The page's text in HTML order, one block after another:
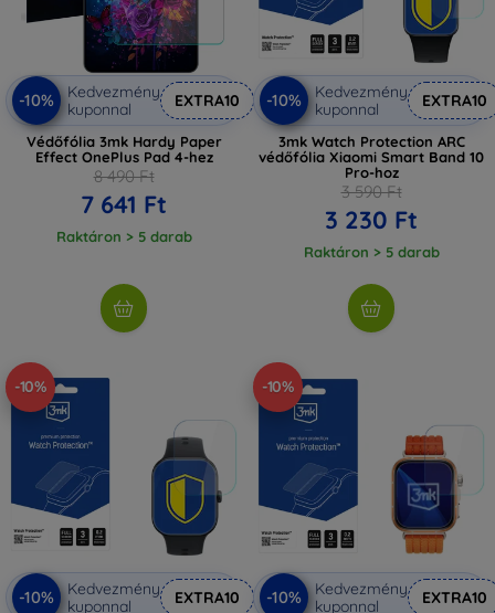
-10%
Kedvezmény
kuponnal
EXTRA10
Védőfólia 3mk Hardy Paper
Effect OnePlus Pad 4-hez
8 490 Ft
7 641 Ft
Raktáron > 5 darab
-10%
Kedvezmény
kuponnal
EXTRA10
3mk Watch Protection ARC
védőfólia Xiaomi Smart Band 10
Pro-hoz
3 590 Ft
3 230 Ft
Raktáron > 5 darab
-10%
-10%
Kedvezmény
kuponnal
EXTRA10
-10%
-10%
Kedvezmény
kuponnal
EXTRA10